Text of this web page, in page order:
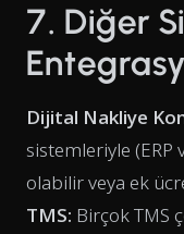
7. Diğer
Dijital Nakliye
sistemleriyle (ERP
olabilir veya ek
TMS: Birçok TMS